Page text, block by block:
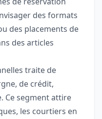
des formats
des placements de
des articles
traite de
de crédit,
Ce segment attire
les courtiers en